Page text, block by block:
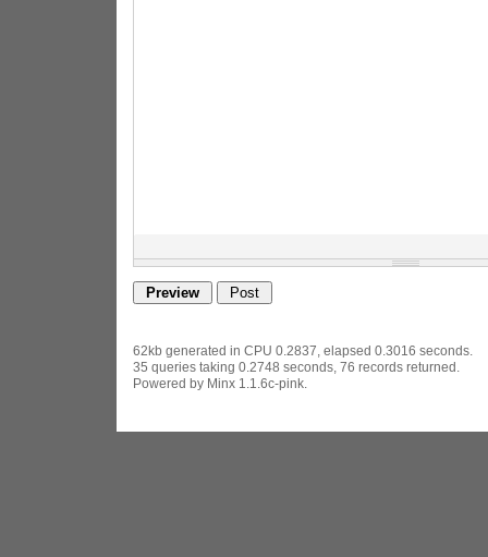
62kb generated in CPU 0.2837, elapsed 0.3016 seconds.
35 queries taking 0.2748 seconds, 76 records returned.
Powered by Minx 1.1.6c-pink.